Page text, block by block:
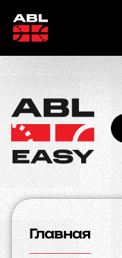
Главная